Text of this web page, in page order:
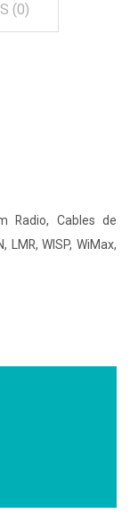
(0)
Radio, Cables de
LMR, WISP, WiMax,